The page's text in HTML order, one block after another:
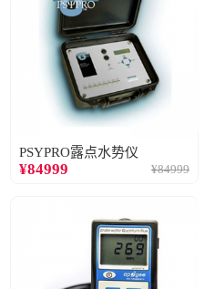
PSYPRO露点水势仪
¥84999 ¥84999